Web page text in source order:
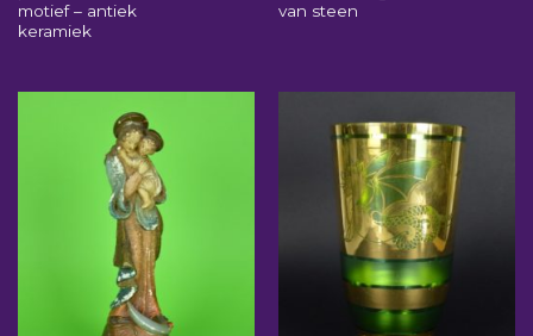
motief – antiek
keramiek
van steen